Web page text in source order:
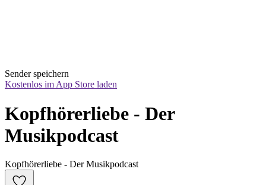
Sender speichern
Kostenlos im App Store laden
Kopfhörerliebe - Der
Musikpodcast
Kopfhörerliebe - Der Musikpodcast